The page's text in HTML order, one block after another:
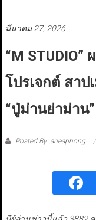
มีนาคม 27, 2026
“M STUDIO”
โปรเจกต์ สาป
“ปู่ม่านย่าม่าน
Posted By: aneaphong